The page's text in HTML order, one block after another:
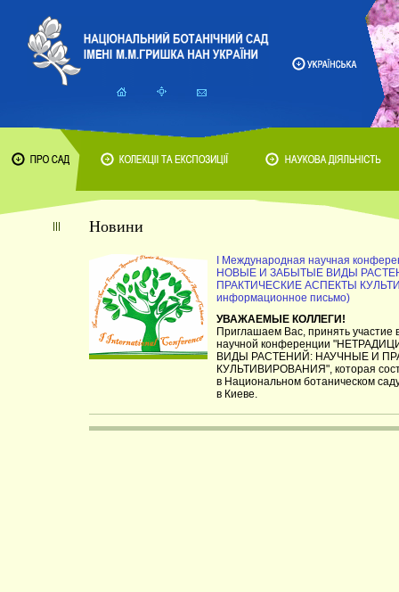
Новини
I Международная научная
НОВЫЕ И ЗАБЫТЫЕ ВИДЫ
ПРАКТИЧЕСКИЕ АСПЕКТЫ
информационное письмо)
УВАЖАЕМЫЕ КОЛЛЕГИ!
Приглашаем Вас, принять
научной конференции
ВИДЫ РАСТЕНИЙ: НАУЧНЫЕ И
КУЛЬТИВИРОВАНИЯ", которая
в Национальном ботаническом
в Киеве.